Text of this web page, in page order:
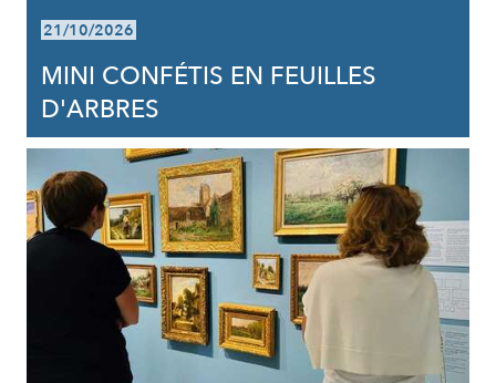
21/10/2026
MINI CONFÉTIS EN FEUILLES
D'ARBRES